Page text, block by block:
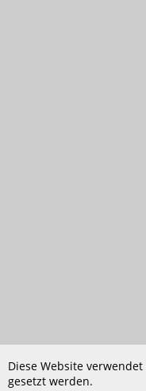
Diese Website
gesetzt werden.